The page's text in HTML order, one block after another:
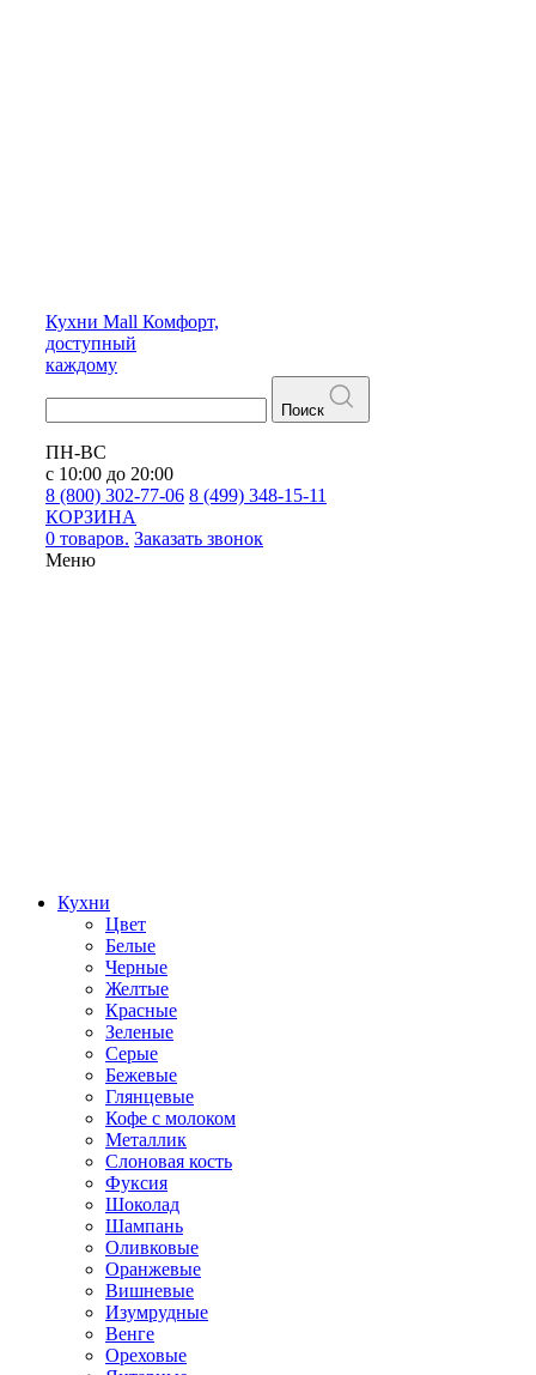
Кухни Mall Комфорт,
доступный
каждому
Поиск
ПН-ВС
с 10:00 до 20:00
8 (800) 302-77-06 8 (499) 348-15-11
КОРЗИНА
0 товаров. Заказать звонок
Меню
Кухни
Цвет
Белые
Черные
Желтые
Красные
Зеленые
Серые
Бежевые
Глянцевые
Кофе с молоком
Металлик
Слоновая кость
Фуксия
Шоколад
Шампань
Оливковые
Оранжевые
Вишневые
Изумрудные
Венге
Ореховые